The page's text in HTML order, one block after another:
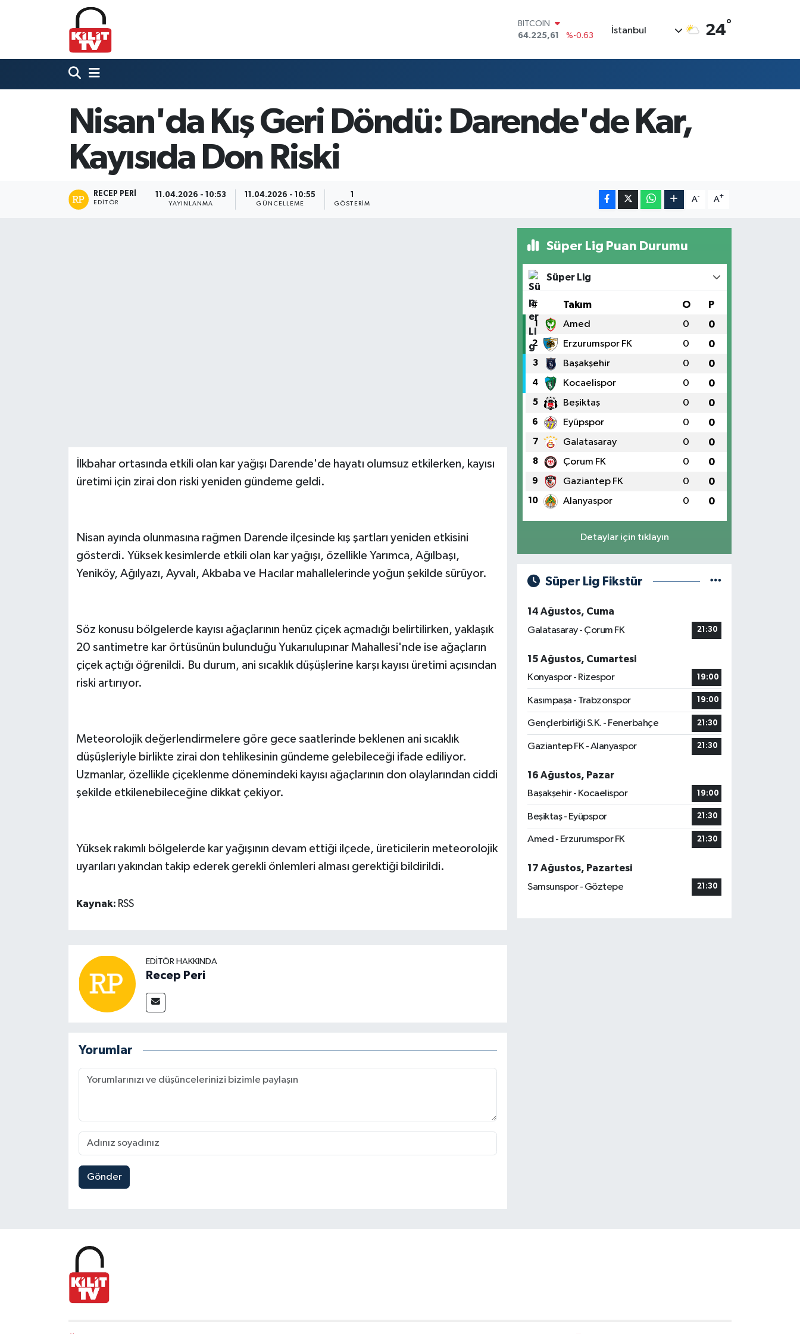
BITCOIN
64.225,61
%-0.63
47,7143
%0.16
%0.07
GRAM ALTIN
6510.40
%0.45
İstanbul 24°
Nisan'da Kış Geri Döndü: Darende'de Kar,
Kayısıda Don Riski
RECEP PERI
EDITÖR
11.04.2026 - 10:53
YAYINLANMA
11.04.2026 - 10:55
GÜNCELLEME GÖSTERIM
A- A+
İlkbahar ortasında etkili olan kar yağışı Darende'de hayatı olumsuz etkilerken, kayısı
üretimi için zirai don riski yeniden gündeme geldi.
Nisan ayında olunmasına rağmen Darende ilçesinde kış şartları yeniden etkisini
gösterdi. Yüksek kesimlerde etkili olan kar yağışı, özellikle Yarımca, Ağılbaşı,
Yeniköy, Ağılyazı, Ayvalı, Akbaba ve Hacılar mahallelerinde yoğun şekilde sürüyor.
Söz konusu bölgelerde kayısı ağaçlarının henüz çiçek açmadığı belirtilirken, yaklaşık
20 santimetre kar örtüsünün bulunduğu Yukarıulupınar Mahallesi'nde ise ağaçların
çiçek açtığı öğrenildi. Bu durum, ani sıcaklık düşüşlerine karşı kayısı üretimi açısından
riski artırıyor.
Meteorolojik değerlendirmelere göre gece saatlerinde beklenen ani sıcaklık
düşüşleriyle birlikte zirai don tehlikesinin gündeme gelebileceği ifade ediliyor.
Uzmanlar, özellikle çiçeklenme dönemindeki kayısı ağaçlarının don olaylarından ciddi
şekilde etkilenebileceğine dikkat çekiyor.
Yüksek rakımlı bölgelerde kar yağışının devam ettiği ilçede, üreticilerin meteorolojik
uyarıları yakından takip ederek gerekli önlemleri alması gerektiği bildirildi.
Kaynak: RSS
EDITÖR HAKKINDA
Recep Peri
Yorumlar
Gönder
Süper Lig Puan Durumu
Süper Lig
# Takım O P
1 Amed 0 0
2 Erzurumspor FK 0 0
3 Başakşehir 0 0
4 Kocaelispor 0 0
5 Beşiktaş 0 0
6 Eyüpspor 0 0
7 Galatasaray 0 0
8 Çorum FK 0 0
9 Gaziantep FK 0 0
10 Alanyaspor 0 0
Detaylar için tıklayın
Süper Lig Fikstür
14 Ağustos, Cuma
Galatasaray - Çorum FK
21:30
15 Ağustos, Cumartesi
Konyaspor - Rizespor
19:00
Kasımpaşa - Trabzonspor 19:00
Gençlerbirliği S.K. - Fenerbahçe 21:30
Gaziantep FK - Alanyaspor 21:30
16 Ağustos, Pazar
Başakşehir - Kocaelispor
19:00
Beşiktaş - Eyüpspor 21:30
Amed - Erzurumspor FK 21:30
17 Ağustos, Pazartesi
Samsunspor - Göztepe
21:30
Hava Durumu
Trafik Durumu
Süper Lig Puan Durumu ve Fikstür
Tüm Manşetler
Son Dakika Haberleri
Haber Arşivi